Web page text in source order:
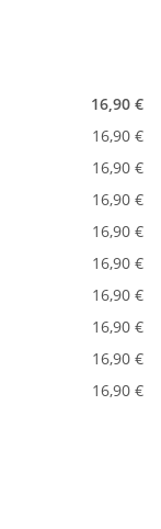
16,90 €
16,90 €
16,90 €
16,90 €
16,90 €
16,90 €
16,90 €
16,90 €
16,90 €
16,90 €